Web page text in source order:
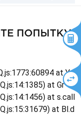
ПОПЫТКУ
at Ys
at Gr
at s.call
at Bl.d